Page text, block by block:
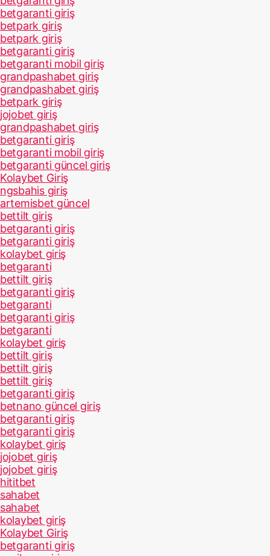
betgaranti giriş
betpark giriş
betpark giriş
betgaranti giriş
betgaranti mobil giriş
grandpashabet giriş
grandpashabet giriş
betpark giriş
jojobet giriş
grandpashabet giriş
betgaranti giriş
betgaranti mobil giriş
betgaranti güncel giriş
Kolaybet Giriş
ngsbahis giriş
artemisbet güncel
bettilt giriş
betgaranti giriş
betgaranti giriş
kolaybet giriş
betgaranti
bettilt giriş
betgaranti giriş
betgaranti
betgaranti giriş
betgaranti
kolaybet giriş
bettilt giriş
bettilt giriş
bettilt giriş
betgaranti giriş
betnano güncel giriş
betgaranti giriş
betgaranti giriş
kolaybet giriş
jojobet giriş
jojobet giriş
hititbet
sahabet
sahabet
kolaybet giriş
Kolaybet Giriş
betgaranti giriş